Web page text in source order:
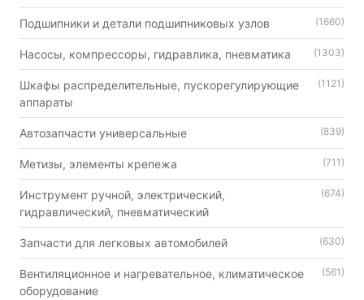
Подшипники и детали подшипниковых узлов (1660)
Насосы, компрессоры, гидравлика, пневматика (1303)
Шкафы распределительные, пускорегулирующие
аппараты
(1121)
Автозапчасти универсальные (839)
Метизы, элементы крепежа (711)
Инструмент ручной, электрический,
гидравлический, пневматический
(674)
Запчасти для легковых автомобилей (630)
Вентиляционное и нагревательное, климатическое
оборудование
(561)